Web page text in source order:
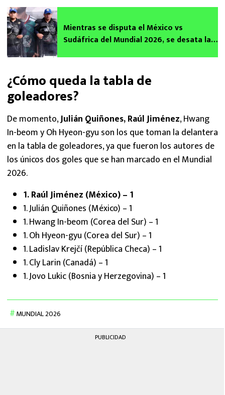
Mientras se disputa el México vs
Sudáfrica del Mundial 2026, se desata la
¿Cómo queda la tabla de
goleadores?
De momento,Julián Quiñones, Raúl Jiménez, Hwang
In-beom y Oh Hyeon-gyu son los que toman la delantera
en la tabla de goleadores, ya que fueron los autores de
los únicos dos goles que se han marcado en el Mundial
2026.
1. Raúl Jiménez (México) – 1
1. Julián Quiñones (México) – 1
1. Hwang In-beom (Corea del Sur) – 1
1. Oh Hyeon-gyu (Corea del Sur) – 1
1. Ladislav Krejčí (República Checa) – 1
1. Cly Larin (Canadá) – 1
1. Jovo Lukic (Bosnia y Herzegovina) – 1
MUNDIAL 2026
PUBLICIDAD